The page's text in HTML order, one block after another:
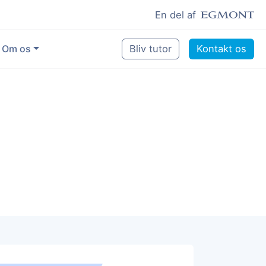
En del af
Om os Bliv tutor Kontakt os